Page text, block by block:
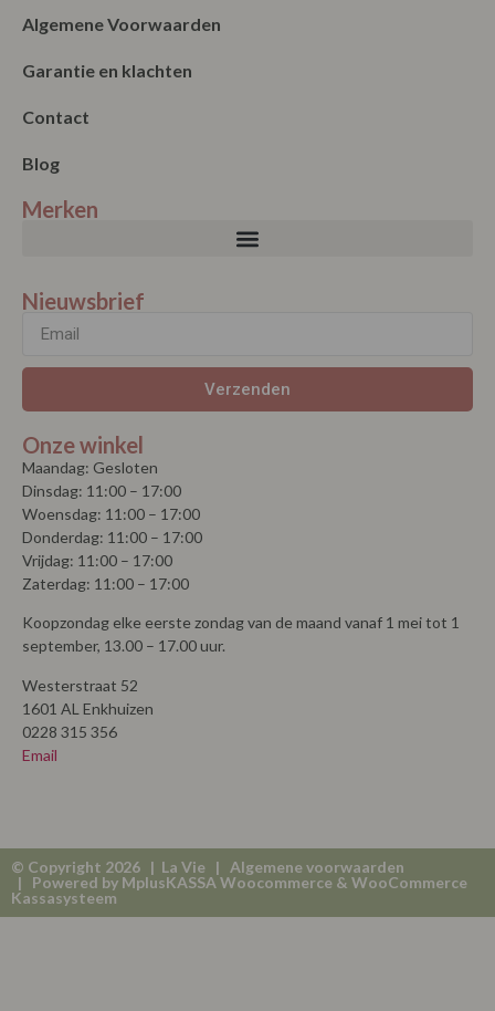
Algemene Voorwaarden
Garantie en klachten
Contact
Blog
Merken
Nieuwsbrief
Verzenden
Onze winkel
Maandag: Gesloten
Dinsdag: 11:00 – 17:00
Woensdag: 11:00 – 17:00
Donderdag: 11:00 – 17:00
Vrijdag: 11:00 – 17:00
Zaterdag: 11:00 – 17:00
Koopzondag elke eerste zondag van de maand vanaf 1 mei tot 1
september, 13.00 – 17.00 uur.
Westerstraat 52
1601 AL Enkhuizen
0228 315 356
Email
© Copyright 2026 | La Vie | Algemene voorwaarden
| Powered by MplusKASSA Woocommerce & WooCommerce
Kassasysteem